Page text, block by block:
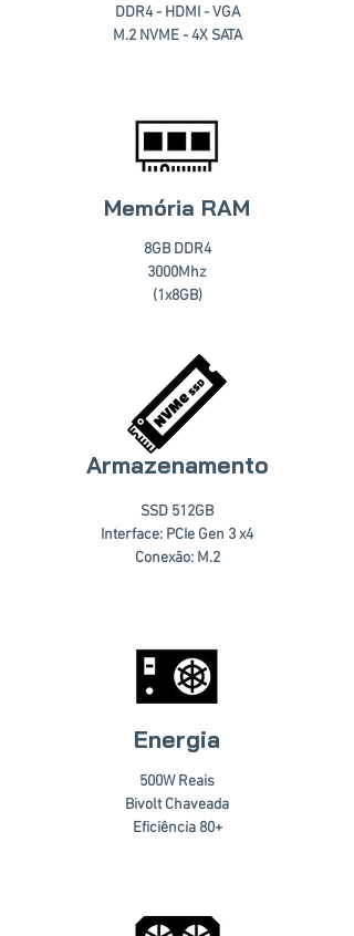
DDR4 - HDMI - VGA
M.2 NVME - 4X SATA
Memória RAM
8GB DDR4
3000Mhz
(1x8GB)
Armazenamento
SSD 512GB
Interface: PCIe Gen 3 x4
Conexão: M.2
Energia
500W Reais
Bivolt Chaveada
Eficiência 80+